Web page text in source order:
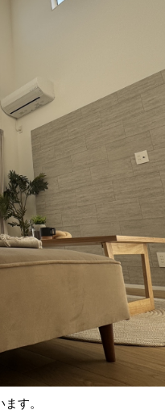
す。